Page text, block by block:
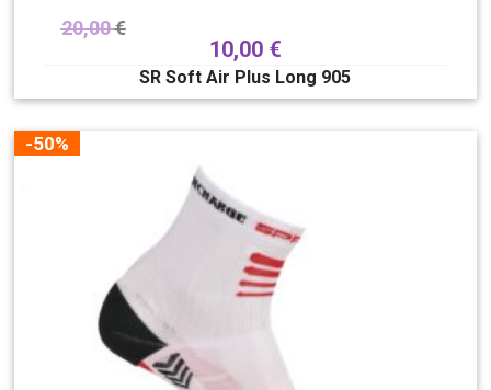
20,00€
10,00 €
SR Soft Air Plus Long 905
-50%